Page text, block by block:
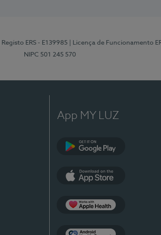
| Registo ERS - E139985 | Licença de Funcionamento
NIPC 501 245 570
App MY LUZ